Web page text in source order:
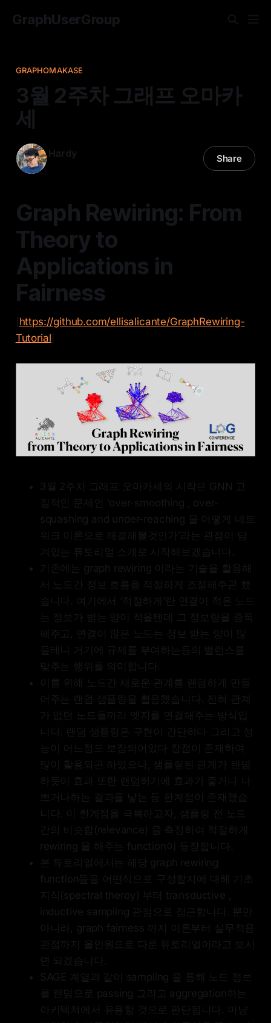
GraphUserGroup
GRAPHOMAKASE
3월 2주차 그래프 오마카
세
Hardy Share
Graph Rewiring: From
Theory to
Applications in
Fairness
[https://github.com/ellisalicante/GraphRewiring-
Tutorial]
3월 2주차 그래프 오마카세의 시작은 GNN 고
질적인 문제인 ‘over-smoothing , over-
squashing and under-reaching 을 어떻게 네트
워크 이론으로 해결해볼것인가’라는 관점이 담
겨있는 튜토리얼 소개로 시작해보겠습니다.
기존에는 graph rewiring 이라는 기술을 활용해
서 노드간 정보 흐름을 적절하게 조절해주곤 했
습니다. 여기에서 ‘적절하게’란 연결이 적은 노드
는 정보가 받는 양이 적을텐데 그 정보량을 증폭
해주고, 연결이 많은 노드는 정보 받는 양이 많
을테니 거기에 규제를 부여하는등의 밸런스를
맞추는 행위를 의미합니다.
이를 위해 노드간 새로운 관계를 랜덤하게 만들
어주는 랜덤 샘플링을 활용했습니다. 전혀 관계
가 없던 노드들끼리 엣지를 연결해주는 방식입
니다. 랜덤 샘플링은 구현이 간단하다 그리고 성
능이 어느정도 보장되어있다 장점이 존재하여
많이 활용되곤 하였으나, 샘플링된 관계가 랜덤
하듯이 효과 또한 랜덤하기에 효과가 좋거나 나
쁘거나하는 결과를 낳는 등 한계점이 존재했습
니다. 이 한계점을 극복하고자, 샘플링 전 노드
간의 비슷함(relevance) 을 측정하여 적절하게
rewiring 을 해주는 function이 등장합니다.
본 튜토리얼에서는 해당 graph rewiring
function들을 어떤식으로 구성할지에 대해 기초
지식(spectral theroy) 부터 transductive ,
inductive sampling 관점으로 접근합니다. 뿐만
아니라, graph fairness 까지 이론부터 실무적용
관점까지 올인원으로 다룬 튜토리얼이라고 보시
면 되겠습니다.
SAGE 계열과 같이 sampling 을 통해 노드 정보
를 랜덤으로 passing 그리고 aggregation하는
아키텍쳐에서 유용할 것으로 판단됩니다. 마냥